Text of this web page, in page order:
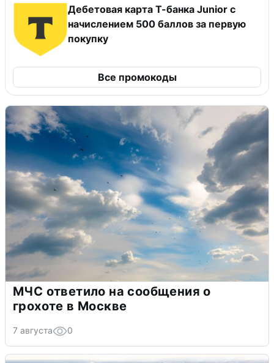
Дебетовая карта Т-банка Junior c
начислением 500 баллов за первую
покупку
Все промокоды
МЧС ответило на сообщения о
грохоте в Москве
7 августа 0